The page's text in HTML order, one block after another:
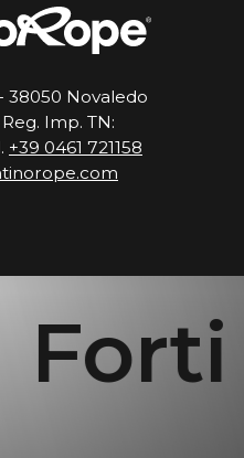
38050 Novaledo
Imp. TN:
+39 0461 721158